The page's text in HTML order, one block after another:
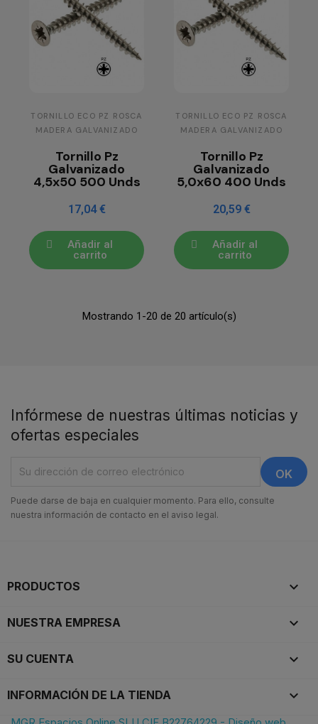
TORNILLO ECO PZ ROSCA
MADERA GALVANIZADO
Tornillo Pz
Galvanizado
4,5x50 500 Unds
17,04 €
Añadir al
carrito
TORNILLO ECO PZ ROSCA
MADERA GALVANIZADO
Tornillo Pz
Galvanizado
5,0x60 400 Unds
20,59 €
Añadir al
carrito
Mostrando 1-20 de 20 artículo(s)
Infórmese de nuestras últimas noticias y
ofertas especiales
Puede darse de baja en cualquier momento. Para ello, consulte
nuestra información de contacto en el aviso legal.
PRODUCTOS 
NUESTRA EMPRESA 
SU CUENTA 
INFORMACIÓN DE LA TIENDA keyboard_arrow_down